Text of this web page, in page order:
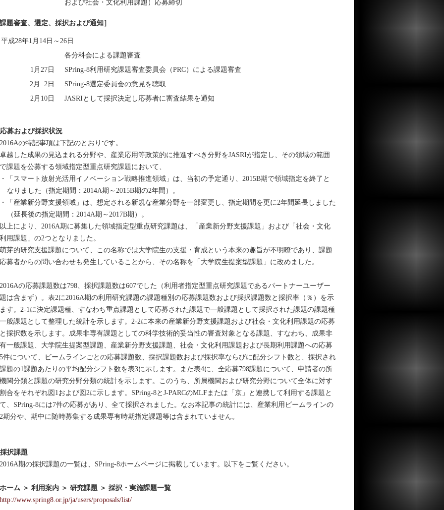
および社会・文化利用課題）応募締切
題審査、選定、採択および通知］
平成28年1月14日～26日
各分科会による課題審査
1月27日
SPring-8利用研究課題審査委員会（PRC）による課題審査
2月 2日
SPring-8選定委員会の意見を聴取
2月10日
JASRIとして採択決定し応募者に審査結果を通知
募および採択状況
の特記事項は下記のとおりです。
越した成果の見込まれる分野や、産業応用等政策的に推進すべき分野をJASRIが指定し、その領域の範囲
で課題を公募する領域指定型重点研究課題において、
・「スマート放射光活用イノベーション戦略推進領域」は、当初の予定通り、2015B期で領域指定を終了と
なりました（指定期間：2014A期～2015B期の2年間）。
・「産業新分野支援領域」は、想定される新規な産業分野を一部変更し、指定期間を更に2年間延長しました
（延長後の指定期間：2014A期～2017B期）。
以上により、2016A期に募集した領域指定型重点研究課題は、「産業新分野支援課題」および「社会・文化
利用課題」の2つとなりました。
芽的研究支援課題について、この名称では大学院生の支援・育成という本来の趣旨が不明瞭であり、課題
応募者からの問い合わせも発生していることから、その名称を「大学院生提案型課題」に改めました。
の応募課題数は798、採択課題数は607でした（利用者指定型重点研究課題であるパートナーユーザー
は含まず）。表2に2016A期の利用研究課題の課題種別の応募課題数および採択課題数と採択率（％）を示
す。2-1に決定課題種、すなわち重点課題として応募された課題で一般課題として採択された課題の課題種
般課題として整理した統計を示します。2-2に本来の産業新分野支援課題および社会・文化利用課題の応募
採択数を示します。成果非専有課題としての科学技術的妥当性の審査対象となる課題、すなわち、成果非
一般課題、大学院生提案型課題、産業新分野支援課題、社会・文化利用課題および長期利用課題への応募
件について、ビームラインごとの応募課題数、採択課題数および採択率ならびに配分シフト数と、採択され
題の1課題あたりの平均配分シフト数を表3に示します。また表4に、全応募798課題について、申請者の所
関分類と課題の研究分野分類の統計を示します。このうち、所属機関および研究分野について全体に対す
合をそれぞれ図1および図2に示します。SPring-8とJ-PARCのMLFまたは「京」と連携して利用する課題と
、SPring-8には7件の応募があり、全て採択されました。なお本記事の統計には、産業利用ビームラインの
期分や、期中に随時募集する成果専有時期指定課題等は含まれていません。
択課題
期の採択課題の一覧は、SPring-8ホームページに掲載しています。以下をご覧ください。
ム ＞ 利用案内 ＞ 研究課題 ＞ 採択・実施課題一覧
http://www.spring8.or.jp/ja/users/proposals/list/